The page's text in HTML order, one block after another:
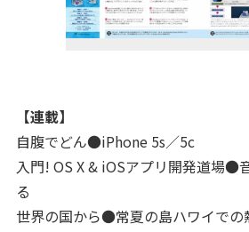
【連載】
自腹でどん●iPhone 5s／5c
入門! OS X & iOSアプリ開発道場●
る
世界の国から●常夏の島ハワイでの